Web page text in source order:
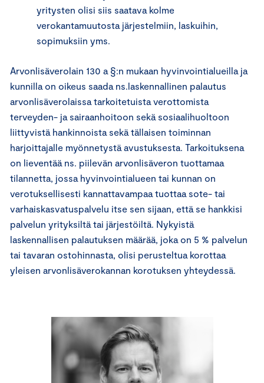
yritysten olisi siis saatava kolme
verokantamuutosta järjestelmiin, laskuihin,
sopimuksiin yms.
Arvonlisäverolain 130 a §:n mukaan hyvinvointialueilla ja
kunnilla on oikeus saada ns.laskennallinen palautus
arvonlisäverolaissa tarkoitetuista verottomista
terveyden- ja sairaanhoitoon sekä sosiaalihuoltoon
liittyvistä hankinnoista sekä tällaisen toiminnan
harjoittajalle myönnetystä avustuksesta. Tarkoituksena
on lieventää ns. piilevän arvonlisäveron tuottamaa
tilannetta, jossa hyvinvointialueen tai kunnan on
verotuksellisesti kannattavampaa tuottaa sote- tai
varhaiskasvatuspalvelu itse sen sijaan, että se hankkisi
palvelun yrityksiltä tai järjestöiltä. Nykyistä
laskennallisen palautuksen määrää, joka on 5 % palvelun
tai tavaran ostohinnasta, olisi perusteltua korottaa
yleisen arvonlisäverokannan korotuksen yhteydessä.